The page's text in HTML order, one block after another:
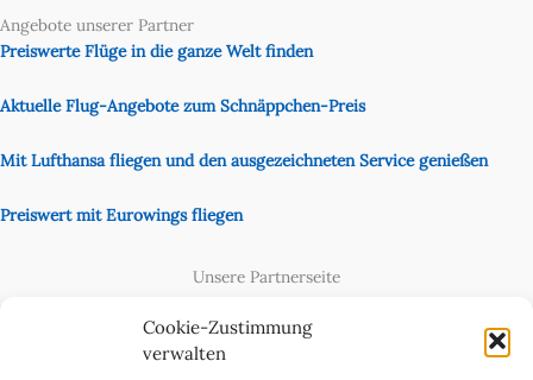
Cookie-Zustimmung
verwalten
Angebote unserer Partner
Preiswerte Flüge in die ganze Welt finden
Aktuelle Flug-Angebote zum Schnäppchen-Preis
Mit Lufthansa fliegen und den ausgezeichneten Service genießen
Preiswert mit Eurowings fliegen
Unsere Partnerseite